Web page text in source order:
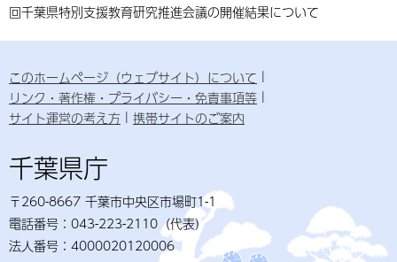
回千葉県特別支援教育研究推進会議の開催結果について
このホームページ（ウェブサイト）について
リンク・著作権・プライバシー・免責事項等
サイト運営の考え方
携帯サイトのご案内
千葉県庁
〒260-8667 千葉市中央区市場町1-1
電話番号：043-223-2110（代表）
法人番号：4000020120006